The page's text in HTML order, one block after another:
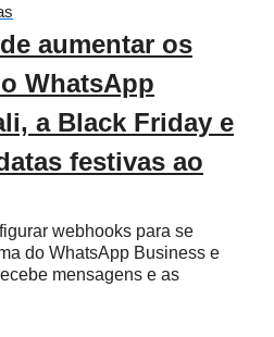
aumentar os
WhatsApp
a Black Friday e
festivas ao
webhooks para se
do WhatsApp Business e
mensagens e as